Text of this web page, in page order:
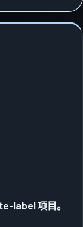
label 项目。